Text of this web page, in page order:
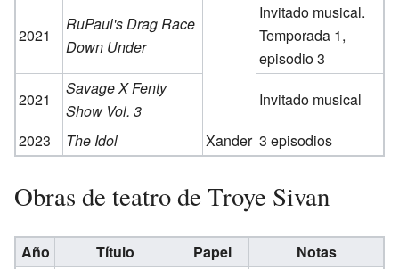
2021
RuPaul's Drag Race
Down Under
Invitado musical.
Temporada 1,
episodio 3
2021
Savage X Fenty
Show Vol. 3
Invitado musical
2023
The Idol Xander 3 episodios
Obras de teatro de Troye Sivan
Año Título Papel
Notas